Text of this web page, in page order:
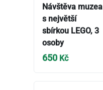
Návštěva muzea
s největší
sbírkou LEGO, 3
osoby
650 Kč